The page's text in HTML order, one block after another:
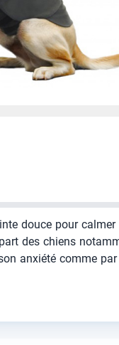
douce pour
des chiens
anxiété comme